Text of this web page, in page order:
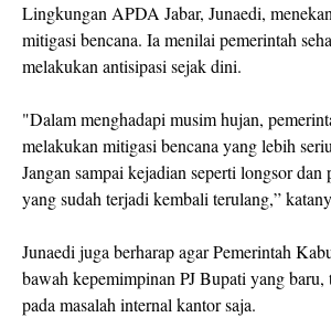
Lingkungan APDA Jabar, Junaedi,
mitigasi bencana. Ia menilai pemerintah
melakukan antisipasi sejak dini.
"Dalam menghadapi musim hujan,
melakukan mitigasi bencana yang lebih
Jangan sampai kejadian seperti longsor dan
yang sudah terjadi kembali terulang,”
Junaedi juga berharap agar Pemerintah
bawah kepemimpinan PJ Bupati yang
pada masalah internal kantor saja.